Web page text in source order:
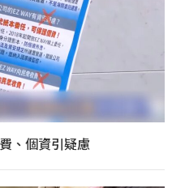
、個資引疑慮